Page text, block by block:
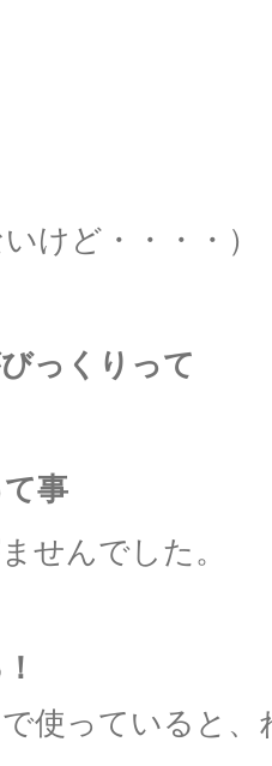
けど・・・・）
っくりって
事
せんでした。
使っていると、